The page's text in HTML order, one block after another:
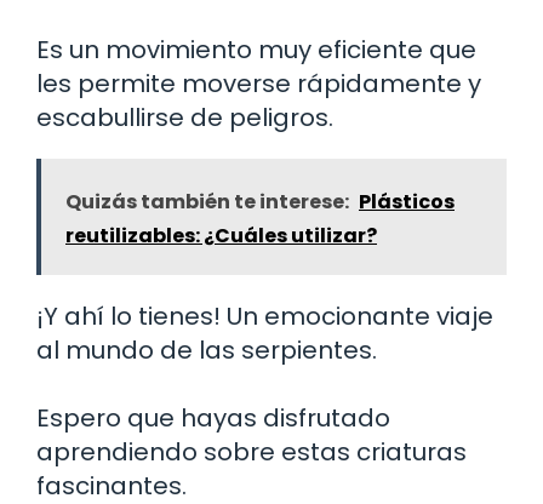
Es un movimiento muy eficiente que
les permite moverse rápidamente y
escabullirse de peligros.
Quizás también te interese: Plásticos
reutilizables: ¿Cuáles utilizar?
¡Y ahí lo tienes! Un emocionante viaje
al mundo de las serpientes.
Espero que hayas disfrutado
aprendiendo sobre estas criaturas
fascinantes.